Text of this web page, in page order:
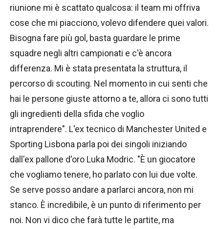
riunione mi è scattato qualcosa: il team mi offriva
cose che mi piacciono, volevo difendere quei valori.
Bisogna fare più gol, basta guardare le prime
squadre negli altri campionati e c'è ancora
differenza. Mi è stata presentata la struttura, il
percorso di scouting. Nel momento in cui senti che
hai le persone giuste attorno a te, allora ci sono tutti
gli ingredienti della sfida che voglio
intraprendere". L'ex tecnico di Manchester United e
Sporting Lisbona parla poi dei singoli iniziando
dall'ex pallone d'oro Luka Modric. "È un giocatore
che vogliamo tenere, ho parlato con lui due volte.
Se serve posso andare a parlarci ancora, non mi
stanco. È incredibile, è un punto di riferimento per
noi. Non vi dico che farà tutte le partite, ma